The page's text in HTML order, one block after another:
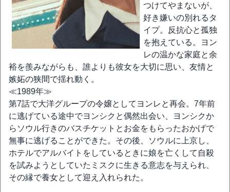
つけてやまないが、
好き嫌いの別れるタ
イプ。反抗心と孤独
を抱えている。ヨン
レの温かな家庭と余
裕を羨みながらも、誰よりも彼女を大切に思い、友情と
嫉妬の狭間で揺れ動く。
≪1989年≫
第7話で大洋グループの令嬢としてヨンレと再会。7年前
に逃げている途中でヨンシクと偶然出会い、ヨンシクか
らソウル行きのバスチケットとお金をもらったおかげで
無事に逃げることができた。その後、ソウルに上京し、
ホテルでアルバイトをしているときに娘を亡くして自殺
を試みようとしていたミスクに生きる意志を与えられ、
その縁で養女として迎え入れられた。